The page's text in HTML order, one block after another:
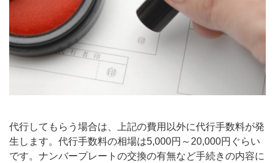
代行してもらう場合は、上記の費用以外に代行手数料が発
生します。代行手数料の相場は5,000円～20,000円ぐらい
です。ナンバープレートの交換の有無など手続きの内容に